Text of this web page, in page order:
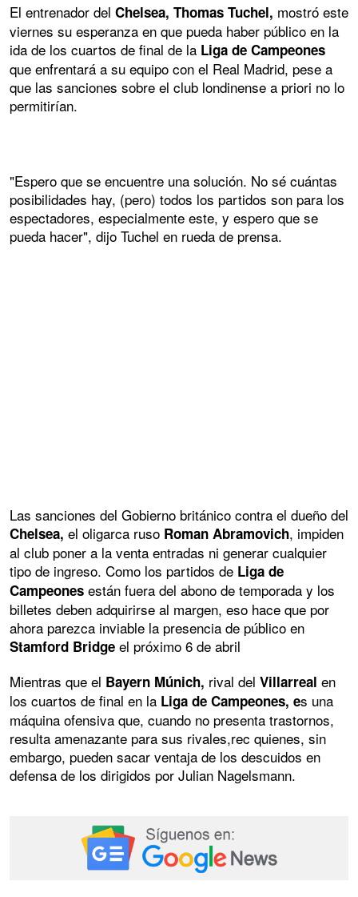
El entrenador del Chelsea, Thomas Tuchel, mostró este
viernes su esperanza en que pueda haber público en la
ida de los cuartos de final de la Liga de Campeones
que enfrentará a su equipo con el Real Madrid, pese a
que las sanciones sobre el club londinense a priori no lo
permitirían.
"Espero que se encuentre una solución. No sé cuántas
posibilidades hay, (pero) todos los partidos son para los
espectadores, especialmente este, y espero que se
pueda hacer", dijo Tuchel en rueda de prensa.
Las sanciones del Gobierno británico contra el dueño del
Chelsea, el oligarca ruso Roman Abramovich, impiden
al club poner a la venta entradas ni generar cualquier
tipo de ingreso. Como los partidos de Liga de
Campeones están fuera del abono de temporada y los
billetes deben adquirirse al margen, eso hace que por
ahora parezca inviable la presencia de público en
Stamford Bridge el próximo 6 de abril
Mientras que el Bayern Múnich, rival del Villarreal en
los cuartos de final en la Liga de Campeones, es una
máquina ofensiva que, cuando no presenta trastornos,
resulta amenazante para sus rivales,rec quienes, sin
embargo, pueden sacar ventaja de los descuidos en
defensa de los dirigidos por Julian Nagelsmann.